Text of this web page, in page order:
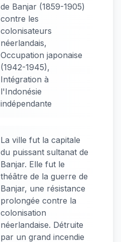
de Banjar (1859-1905)
contre les
colonisateurs
néerlandais,
Occupation japonaise
(1942-1945),
Intégration à
l'Indonésie
indépendante
La ville fut la capitale
du puissant sultanat de
Banjar. Elle fut le
théâtre de la guerre de
Banjar, une résistance
prolongée contre la
colonisation
néerlandaise. Détruite
par un grand incendie